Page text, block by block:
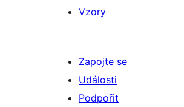
Vzory
Zapojte se
Události
Podpořit